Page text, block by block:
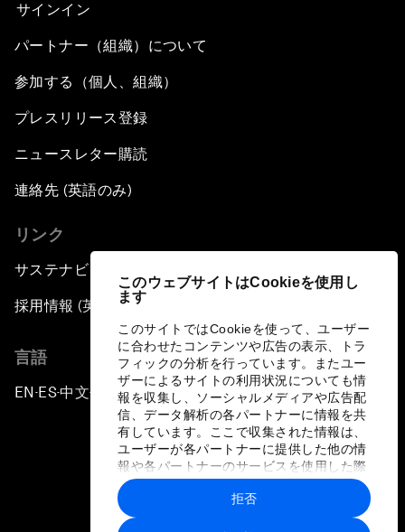
このウェブサイトはCookieを使用し
ます
このサイトではCookieを使って、ユーザー
に合わせたコンテンツや広告の表示、トラ
フィックの分析を行っています。またユー
ザーによるサイトの利用状況についても情
報を収集し、ソーシャルメディアや広告配
信、データ解析の各パートナーに情報を共
有しています。ここで収集された情報は、
ユーザーが各パートナーに提供した他の情
報や各パートナーのサービスを使用した際
に収集された情報と組み合わされ、各パー
トナーによって使用されることがありま
す。
拒否
サインイン
パートナー（組織）について
参加する（個人、組織）
プレスリリース登録
ニュースレター購読
連絡先 (英語のみ)
リンク
サステナビリティへの取り組み
採用情報 (英語のみ)
言語
EN ▪ ES▪中文▪ 日本語
プライバシーポリシーと利用規約